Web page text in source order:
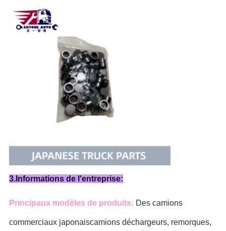
3.Informations de l'entreprise:
Principaux modèles de produits: Des camions
commerciaux japonaiscamions déchargeurs, remorques,